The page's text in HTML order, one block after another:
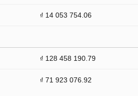
₫ 14 053 754.06
₫ 128 458 190.79
₫ 71 923 076.92